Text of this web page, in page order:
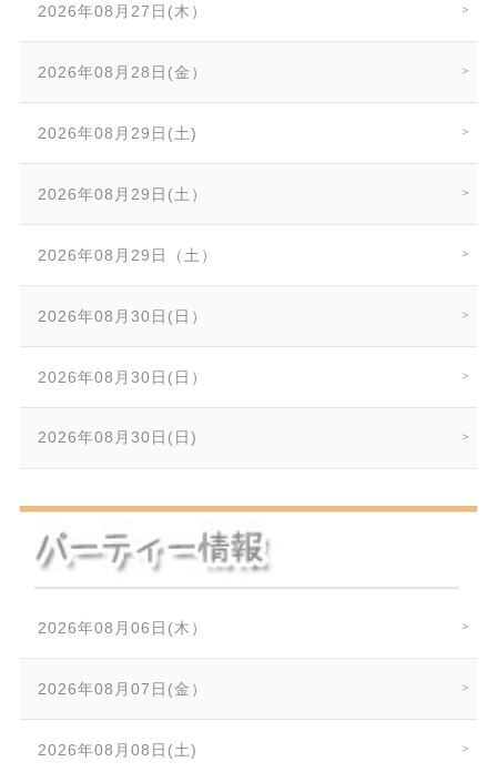
2026年08月27日(木）
2026年08月28日(金）
2026年08月29日(土)
2026年08月29日(土）
2026年08月29日（土）
2026年08月30日(日）
2026年08月30日(日）
2026年08月30日(日)
2026年08月06日(木）
2026年08月07日(金）
2026年08月08日(土)